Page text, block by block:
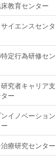
教育センター
イエンスセンタ
定行為研修セン
究者キャリア支
ー
イノベーション
療研究センター